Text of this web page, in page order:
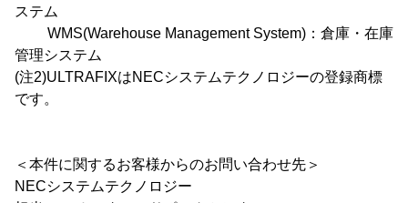
ステム
WMS(Warehouse Management System)：倉庫・在庫
管理システム
(注2)ULTRAFIXはNECシステムテクノロジーの登録商標
です。
＜本件に関するお客様からのお問い合わせ先＞
NECシステムテクノロジー